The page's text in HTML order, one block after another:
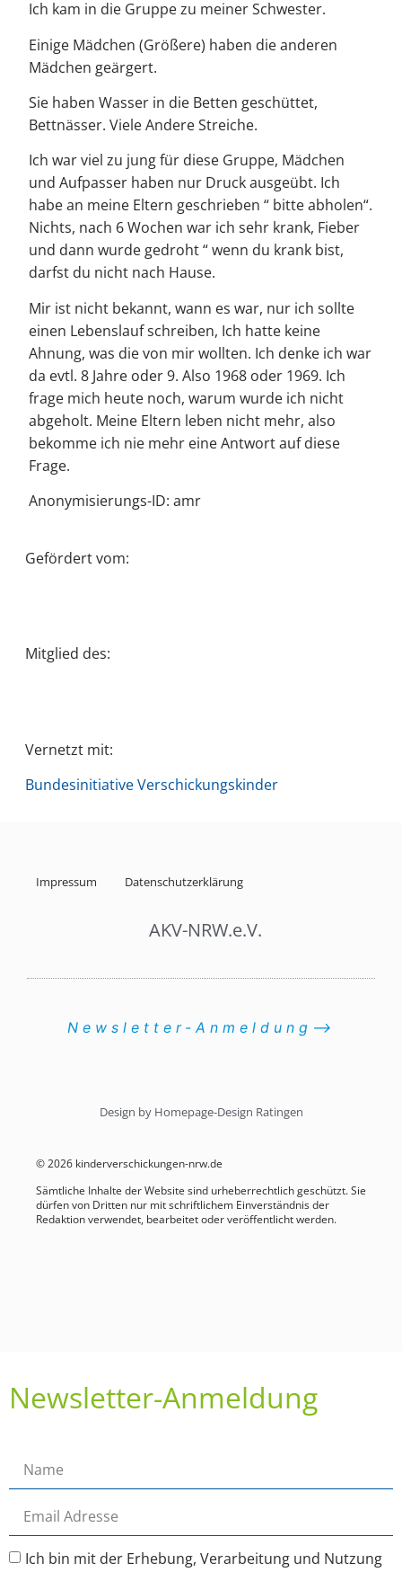
Ich kam in die Gruppe zu meiner Schwester.
Einige Mädchen (Größere) haben die anderen
Mädchen geärgert.
Sie haben Wasser in die Betten geschüttet,
Bettnässer. Viele Andere Streiche.
Ich war viel zu jung für diese Gruppe, Mädchen
und Aufpasser haben nur Druck ausgeübt. Ich
habe an meine Eltern geschrieben “ bitte abholen“.
Nichts, nach 6 Wochen war ich sehr krank, Fieber
und dann wurde gedroht “ wenn du krank bist,
darfst du nicht nach Hause.
Mir ist nicht bekannt, wann es war, nur ich sollte
einen Lebenslauf schreiben, Ich hatte keine
Ahnung, was die von mir wollten. Ich denke ich war
da evtl. 8 Jahre oder 9. Also 1968 oder 1969. Ich
frage mich heute noch, warum wurde ich nicht
abgeholt. Meine Eltern leben nicht mehr, also
bekomme ich nie mehr eine Antwort auf diese
Frage.
Anonymisierungs-ID: amr
Gefördert vom:
Mitglied des:
Vernetzt mit:
Bundesinitiative Verschickungskinder
Impressum Datenschutzerklärung
AKV-NRW.e.V.
Newsletter-Anmeldung⟶
Design by Homepage-Design Ratingen
© 2026 kinderverschickungen-nrw.de
Sämtliche Inhalte der Website sind urheberrechtlich geschützt. Sie
dürfen von Dritten nur mit schriftlichem Einverständnis der
Redaktion verwendet, bearbeitet oder veröffentlicht werden.
Newsletter-Anmeldung
Ich bin mit der Erhebung, Verarbeitung und Nutzung